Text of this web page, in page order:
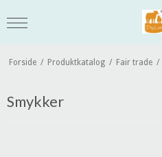
Forside / Produktkatalog / Fair trade /
Smykker